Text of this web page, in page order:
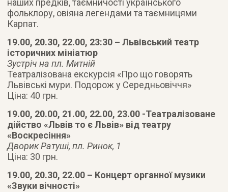
фольклору, овіяна легендами та таємницями
Карпат.
19.00, 20.30, 22.00, 23:30 – Львівський театр
історичних мініатюр
Зустріч на пл. Митній
Театралізована екскурсія «Про що говорять
Львівські мури. Подорож у Середньовіччя»
Ціна: 40 грн.
19.00, 20.00, 21.00, 22.00, 23.00 -Театралізоване
дійство «Львів то є Львів» від театру
«Воскресіння»
Дворик Ратуші, пл. Ринок, 1
Ціна: 30 грн.
19.00, 20.30, 22.00 – Концерт органної музики
«Звуки вічності»